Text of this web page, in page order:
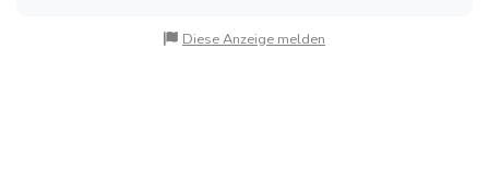
Diese Anzeige melden